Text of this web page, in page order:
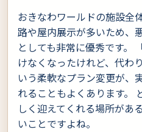
おきなわワールドの施設全
路や屋内展示が多いため、
としても非常に優秀です。
けなくなったけれど、代わ
いう柔軟なプラン変更が、
れることもよくあります。
しく迎えてくれる場所があ
いことですよね。